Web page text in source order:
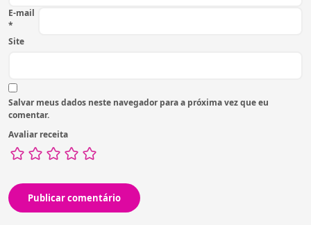
E-mail
*
Site
Salvar meus dados neste navegador para a próxima vez que eu
comentar.
Avaliar receita